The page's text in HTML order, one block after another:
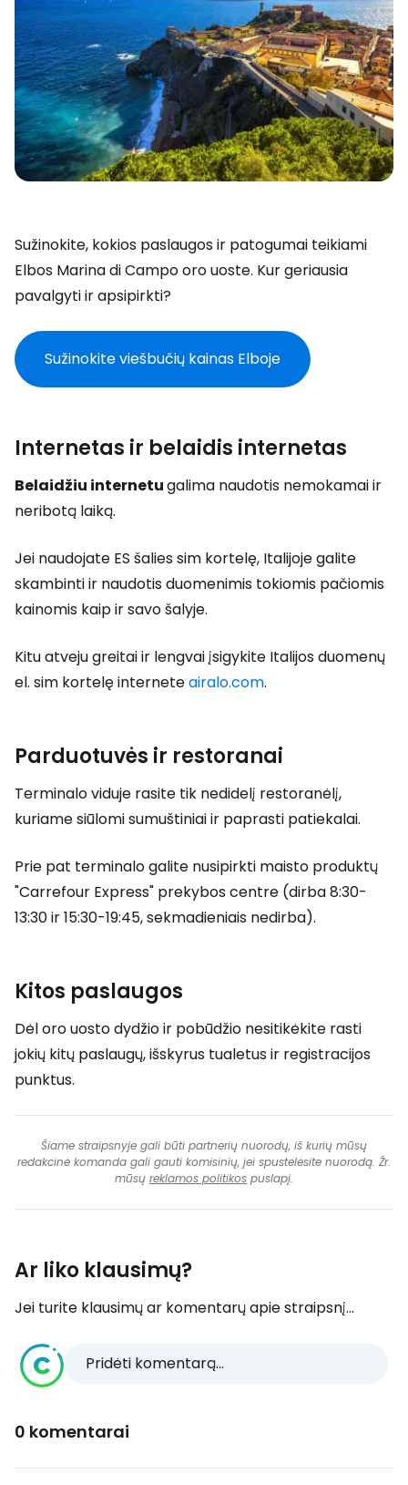
Sužinokite, kokios paslaugos ir patogumai teikiami
Elbos Marina di Campo oro uoste. Kur geriausia
pavalgyti ir apsipirkti?
Sužinokite viešbučių kainas Elboje
Internetas ir belaidis internetas
Belaidžiu internetugalima naudotis nemokamai ir
neribotą laiką.
Jei naudojate ES šalies sim kortelę, Italijoje galite
skambinti ir naudotis duomenimis tokiomis pačiomis
kainomis kaip ir savo šalyje.
Kitu atveju greitai ir lengvai įsigykite Italijos duomenų
el. sim kortelę interneteairalo.com.
Parduotuvės ir restoranai
Terminalo viduje rasite tik nedidelį restoranėlį,
kuriame siūlomi sumuštiniai ir paprasti patiekalai.
Prie pat terminalo galite nusipirkti maisto produktų
"Carrefour Express" prekybos centre (dirba 8:30-
13:30 ir 15:30-19:45, sekmadieniais nedirba).
Kitos paslaugos
Dėl oro uosto dydžio ir pobūdžio nesitikėkite rasti
jokių kitų paslaugų, išskyrus tualetus ir registracijos
punktus.
Šiame straipsnyje gali būti partnerių nuorodų, iš kurių mūsų
redakcinė komanda gali gauti komisinių, jei spustelėsite nuorodą. Žr.
mūsų reklamos politikos puslapį.
Ar liko klausimų?
Jei turite klausimų ar komentarų apie straipsnį...
Pridėti komentarą...
0 komentarai